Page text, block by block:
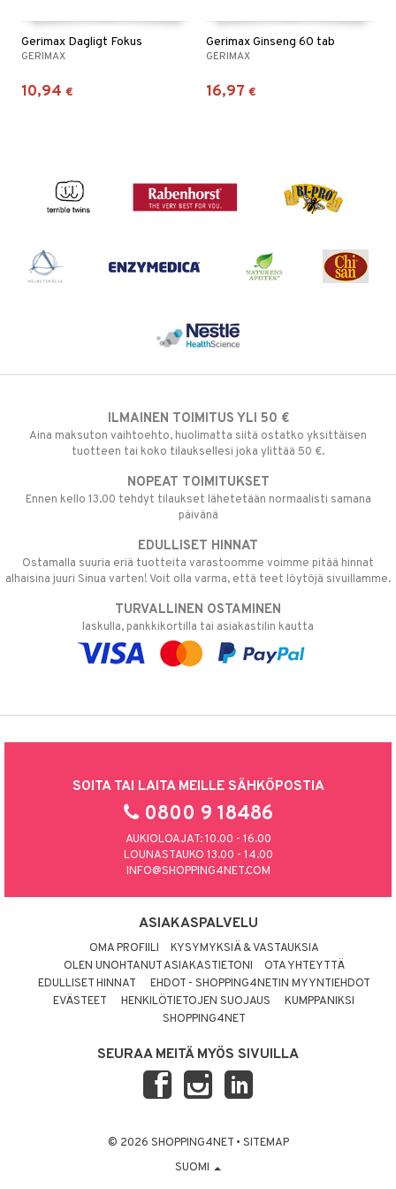
Gerimax Dagligt Fokus
GERIMAX
10,94 €
Gerimax Ginseng 60 tab
GERIMAX
16,97 €
ILMAINEN TOIMITUS YLI 50 €
Aina maksuton vaihtoehto, huolimatta siitä ostatko yksittäisen
tuotteen tai koko tilauksellesi joka ylittää 50 €.
NOPEAT TOIMITUKSET
Ennen kello 13.00 tehdyt tilaukset lähetetään normaalisti samana
päivänä
EDULLISET HINNAT
Ostamalla suuria eriä tuotteita varastoomme voimme pitää hinnat
alhaisina juuri Sinua varten! Voit olla varma, että teet löytöjä sivuillamme.
TURVALLINEN OSTAMINEN
laskulla, pankkikortilla tai asiakastilin kautta
SOITA TAI LAITA MEILLE SÄHKÖPOSTIA
0800 9 18486
AUKIOLOAJAT: 10.00 - 16.00
LOUNASTAUKO 13.00 - 14.00
INFO@SHOPPING4NET.COM
ASIAKASPALVELU
OMA PROFIILI
KYSYMYKSIÄ & VASTAUKSIA
OLEN UNOHTANUT ASIAKASTIETONI
OTA YHTEYTTÄ
EDULLISET HINNAT
EHDOT - SHOPPING4NETIN MYYNTIEHDOT
EVÄSTEET
HENKILÖTIETOJEN SUOJAUS
KUMPPANIKSI
SHOPPING4NET
SEURAA MEITÄ MYÖS SIVUILLA
© 2026 SHOPPING4NET • SITEMAP
SUOMI